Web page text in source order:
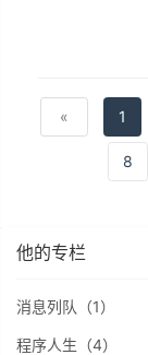
« 1
8
他的专栏
消息列队（1）
程序人生（4）